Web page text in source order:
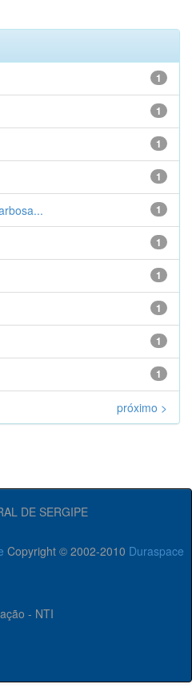
1
1
1
1
1
1
1
1
1
1
próximo >
DE SERGIPE
Copyright © 2002-2010 Duraspace
- NTI